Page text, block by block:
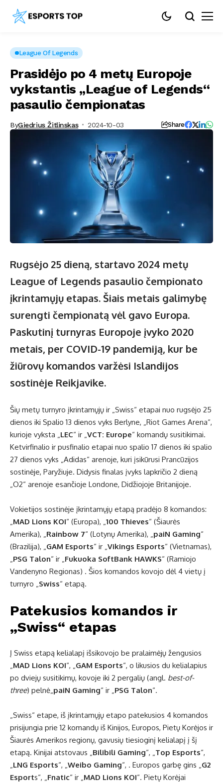
League Of Legends
Prasidėjo po 4 metų Europoje
vykstantis „League of Legends“
pasaulio čempionatas
ByGiedrius Žitlinskas 2024-10-03 Share
Rugsėjo 25 dieną, startavo 2024 metų
League of Legends pasaulio čempionato
įkrintamųjų etapas. Šiais metais galimybę
surengti čempionatą vėl gavo Europa.
Paskutinį turnyras Europoje įvyko 2020
metais, per COVID-19 pandemiją, kur be
žiūrovų komandos varžėsi Islandijos
sostinėje Reikjavike.
Šių metų turnyro įkrintamųjų ir „Swiss“ etapai nuo rugsėjo 25
dienos iki Spalio 13 dienos vyks Berlyne, „Riot Games Arena“,
kurioje vyksta „LEC“ ir „VCT: Europe“ komandų susitikimai.
Ketvirfinalio ir pusfinalio etapai nuo spalio 17 dienos iki spalio
27 dienos vyks „Adidas“ arenoje, kuri įsikūrusi Prancūzijos
sostinėje, Paryžiuje. Didysis finalas įvyks lapkričio 2 dieną
„O2“ arenoje esančioje Londone, Didžiojoje Britanijoje.
Vokietijos sostinėje įkrintamųjų etapą pradėjo 8 komandos:
„MAD Lions KOI“ (Europa), „100 Thieves“ (Šiaurės
Amerika), „Rainbow 7“ (Lotynų Amerika), „paiN Gaming“
(Brazilija), „GAM Esports“ ir „Vikings Esports“ (Vietnamas),
„PSG Talon“ ir „Fukuoka SoftBank HAWKS“ (Ramiojo
Vandenyno Regionas) . Šios komandos kovojo dėl 4 vietų į
turnyro „Swiss“ etapą.
Patekusios komandos ir
„Swiss“ etapas
Į Swiss etapą kelialapį išsikovojo be pralaimėjų žengusios
„MAD Lions KOI“, „GAM Esports“, o likusios du kelialapius
po dviejų susitikimų, kovoje iki 2 pergalių (angl. best-of-
three) pelnė„paiN Gaming“ ir „PSG Talon“.
„Swiss“ etape, iš įkrintamųjų etapo patekusios 4 komandos
prisijungia prie 12 komandų iš Kinijos, Europos, Pietų Korėjos ir
Šiaurės Amerikos regionų, gavusių tiesioginį kelialapį į šį
etapą. Kinijai atstovaus „Bilibili Gaming“, „Top Esports“,
„LNG Esports“, „Weibo Gaming“, . Europos garbę gins „G2
Esports“, „Fnatic“ ir „MAD Lions KOI“. Pietų Korėjai